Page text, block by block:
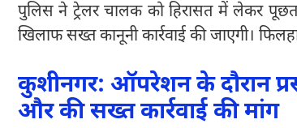
पुलिस ने ट्रेलर चालक को हिरासत में लेकर
खिलाफ सख्त कानूनी कार्रवाई की जाएगी।
कुशीनगर: ऑपरेशन के दौरान
और की सख्त कार्रवाई की मांग